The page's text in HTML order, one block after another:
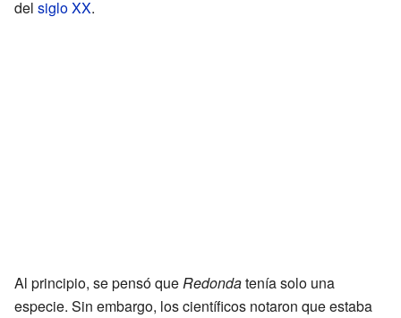
del siglo XX.
Al principio, se pensó queRedondatenía solo una
especie. Sin embargo, los científicos notaron que estaba